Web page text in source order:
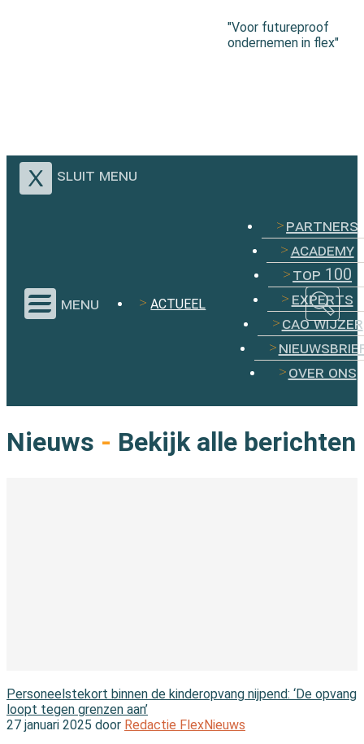
"Voor futureproof
ondernemen in flex"
sluit menu
menu ACTUEEL
partners
academy
top 100
experts
cao wijzer
over ons
Nieuws - Bekijk alle berichten
Personeelstekort binnen de kinderopvang nijpend: ‘De opvang
loopt tegen grenzen aan’
27 januari 2025 door Redactie FlexNieuws